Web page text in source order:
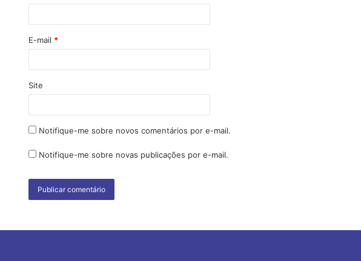
E-mail *
Site
Notifique-me sobre novos comentários por e-mail.
Notifique-me sobre novas publicações por e-mail.